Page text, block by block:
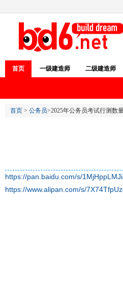
首页 一级建造师 二级建造师
首页 > 公务员>2025年公务员考试行测数
https://pan.baidu.com/s/
https://www.alipan.com/s/